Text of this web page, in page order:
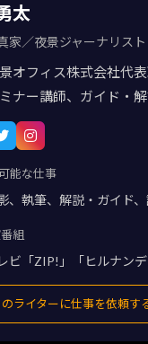
太
家／夜景ジャーナリスト
オフィス株式会社代
ナー講師、ガイド・
能な仕事
、執筆、解説・ガイド
組
ビ「ZIP!」「ヒルナン
のライターに仕事を依頼す